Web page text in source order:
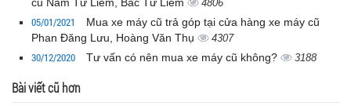
4806
05/01/2021
Mua xe máy cũ trả góp tại cửa hàng xe máy cũ
Phan Đăng Lưu, Hoàng Văn Thụ
4307
30/12/2020 Tư vấn có nên mua xe máy cũ không? 3188
Bài viết cũ hơn